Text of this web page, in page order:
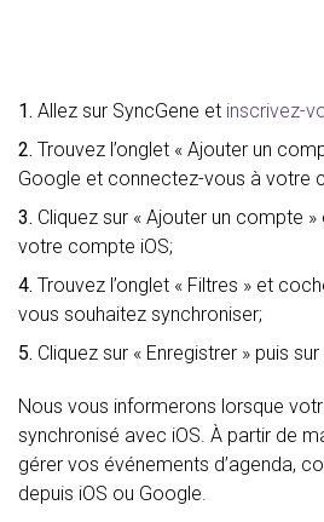
1. Allez sur SyncGene et inscrivez-
2. Trouvez l’onglet « Ajouter un
Google et connectez-vous à votre
3. Cliquez sur « Ajouter un compte
votre compte iOS;
4. Trouvez l’onglet « Filtres » et
vous souhaitez synchroniser;
5. Cliquez sur « Enregistrer » puis
Nous vous informerons lorsque
synchronisé avec iOS. À partir de
gérer vos événements d’agenda,
depuis iOS ou Google.